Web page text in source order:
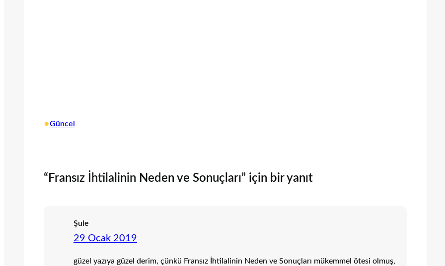
•Güncel
“Fransız İhtilalinin Neden ve Sonuçları” için bir yanıt
Şule
29 Ocak 2019
güzel yazıya güzel derim, çünkü Fransız İhtilalinin Neden ve Sonuçları mükemmel ötesi olmuş,